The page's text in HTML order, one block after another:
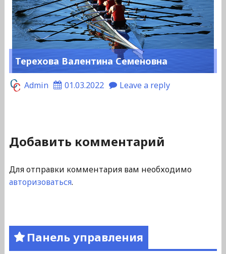
Терехова Валентина Семеновна
Admin 01.03.2022 Leave a reply
Добавить комментарий
Для отправки комментария вам необходимо
авторизоваться.
Панель управления